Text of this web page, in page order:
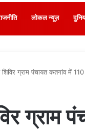
लोकल न्यूज़
शिविर ग्राम पंचायत कतगांव में
ग्राम